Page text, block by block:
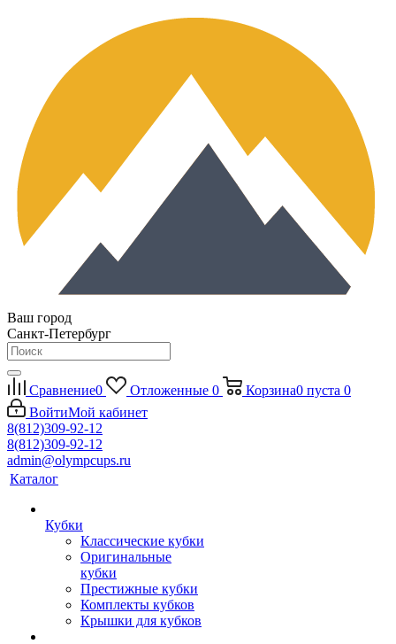
Ваш город
Санкт-Петербург
Сравнение0 Отложенные 0 Корзина0 пуста 0
ВойтиМой кабинет
8(812)309-92-12
8(812)309-92-12
admin@olympcups.ru
Каталог
Кубки
Классические кубки
Оригинальные
кубки
Престижные кубки
Комплекты кубков
Крышки для кубков